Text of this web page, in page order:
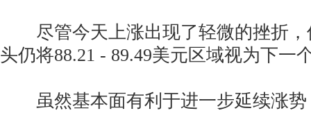
尽管今天上涨出现了轻微的挫折，
头仍将88.21 - 89.49美元区域视为下一
虽然基本面有利于进一步延续涨势